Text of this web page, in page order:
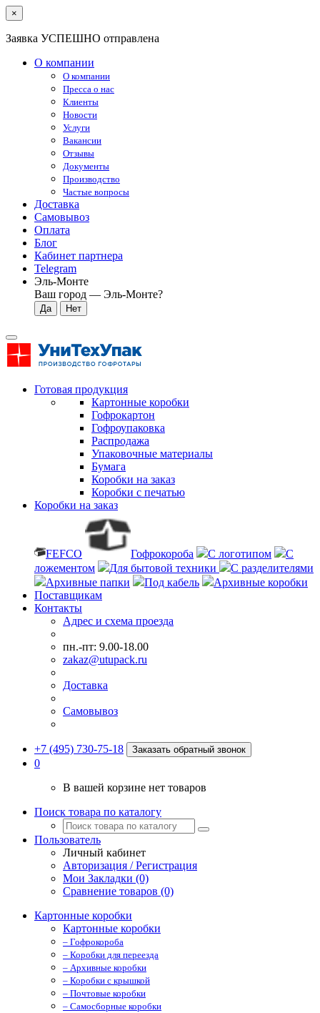
×
Заявка УСПЕШНО отправлена
О компании
О компании
Пресса о нас
Клиенты
Новости
Услуги
Вакансии
Отзывы
Документы
Производство
Частые вопросы
Доставка
Самовывоз
Оплата
Блог
Кабинет партнера
Telegram
Эль-Монте
Ваш город — Эль-Монте?
Готовая продукция
Картонные коробки
Гофрокартон
Гофроупаковка
Распродажа
Упаковочные материалы
Бумага
Коробки на заказ
Коробки с печатью
Коробки на заказ
FEFCO Гофрокороба С логотипом
С
ложементом
Для бытовой техники
С разделителями
Архивные папки
Под кабель
Архивные коробки
Поставщикам
Контакты
Адрес и схема проезда
пн.-пт: 9.00-18.00
zakaz@utupack.ru
Доставка
Самовывоз
+7 (495) 730-75-18 Заказать обратный звонок
0
В вашей корзине нет товаров
Поиск товара по каталогу
Пользователь
Личный кабинет
Авторизация / Регистрация
Мои Закладки (0)
Сравнение товаров (0)
Картонные коробки
Картонные коробки
– Гофрокороба
– Коробки для переезда
– Архивные коробки
– Коробки с крышкой
– Почтовые коробки
– Самосборные коробки